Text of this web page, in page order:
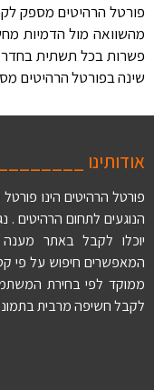
פורטל הרהיטים מספק
מהשוואה מול הדמיות
פשרות בכל תשתית בחדר.
שינה בפורטל הרהיטים
אודותינו
פורטל הרהיטים הינו
הנוגעים לתחום הרהיטים .
יוכלו לקבל באתר מענה
המאפשרים חיפוש על פי
ממוקד לפי בחירת
לקבל חשיפה מרבית